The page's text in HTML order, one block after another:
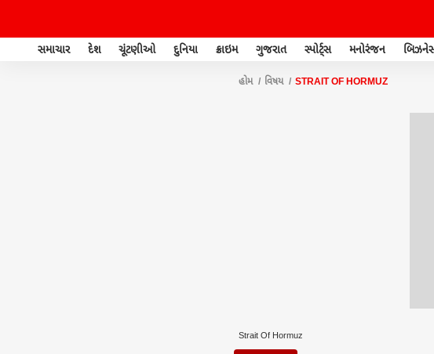
સમાચાર દેશ ચૂંટણીઓ દુનિયા ક્રાઇમ ગુજરાત સ્પોર્ટ્સ મનોરંજન
હોમ વિષય STRAIT OF HORMUZ
Strait Of Hormuz